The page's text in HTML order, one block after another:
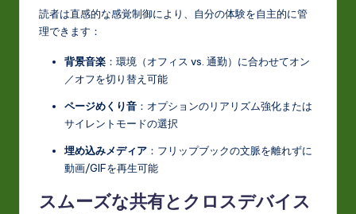
読者は直感的な感覚制御により、自分の体験を自主的に管
理できます：
背景音楽 ：環境（オフィス vs. 通勤）に合わせてオン
／オフを切り替え可能
ページめくり音 ：オプションのリアリズム強化または
サイレントモードの選択
埋め込みメディア ：フリップブックの文脈を離れずに
動画/GIFを再生可能
スムーズな共有とクロスデバイス